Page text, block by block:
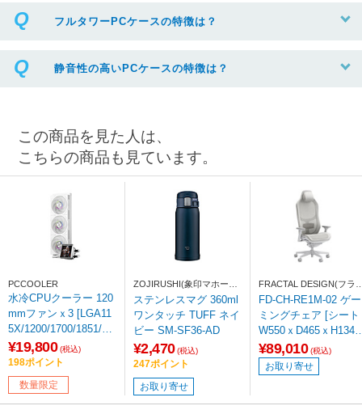
フルタワーPCケースの特徴は？
静音性の高いPCケースの特徴は？
この商品を見た人は、
こちらの商品も見ています。
PCCOOLER
水冷CPUクーラー 120
mmファンｘ3 [LGA11
5X/1200/1700/1851/20
XX・AM4/AM5] DT36
0 ARGB WHITE ホワ
イト DT360-ARGB-WH
【sof001】
¥19,800 (税込)
198ポイント
数量限定
ZOJIRUSHI(象印マホービ
ン)
ステンレスマグ 360ml
ワンタッチ TUFF ネイ
ビー SM-SF36-AD
¥2,470 (税込)
247ポイント
お取り寄せ
FRACTAL DESIGN(フラ
タルデザイン)
FD-CH-RE1M-02 ゲー
ミングチェア [シート
W550ｘD465ｘH1340
～1465mm] Refine
sh ライト
¥89,010 (税込)
お取り寄せ